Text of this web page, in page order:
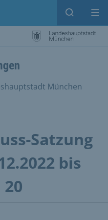
Suche
München
Satzung
bis
20